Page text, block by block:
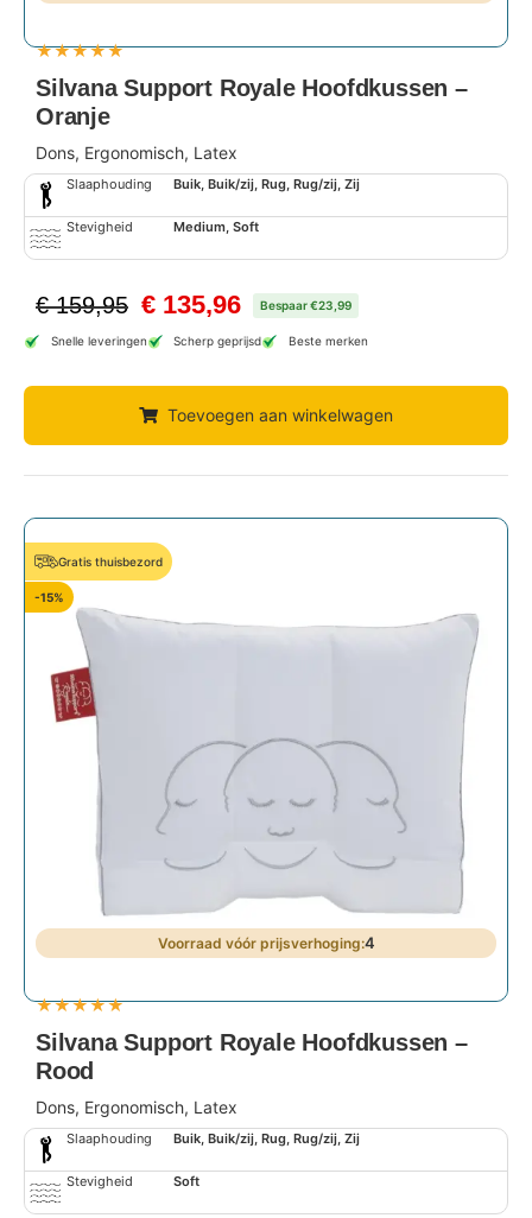
★★★★★
Silvana Support Royale Hoofdkussen –
Oranje
Dons, Ergonomisch, Latex
Slaaphouding Buik, Buik/zij, Rug, Rug/zij, Zij
Stevigheid Medium, Soft
€159,95 € 135,96 Bespaar €23,99
Snelle leveringen Scherp geprijsd Beste merken
Toevoegen aan winkelwagen
Gratis thuisbezord
-15%
4
★★★★★
Silvana Support Royale Hoofdkussen –
Rood
Dons, Ergonomisch, Latex
Slaaphouding Buik, Buik/zij, Rug, Rug/zij, Zij
Stevigheid Soft